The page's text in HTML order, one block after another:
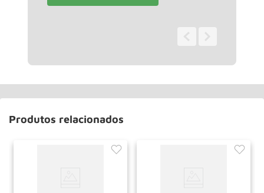
Produtos relacionados